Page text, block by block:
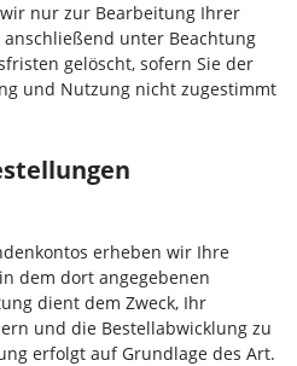
nur zur Bearbeitung Ihrer
unter Beachtung
gelöscht, sofern Sie der
und Nutzung nicht zugestimmt
erheben wir Ihre
dem dort angegebenen
dient dem Zweck, Ihr
und die Bestellabwicklung zu
erfolgt auf Grundlage des Art.